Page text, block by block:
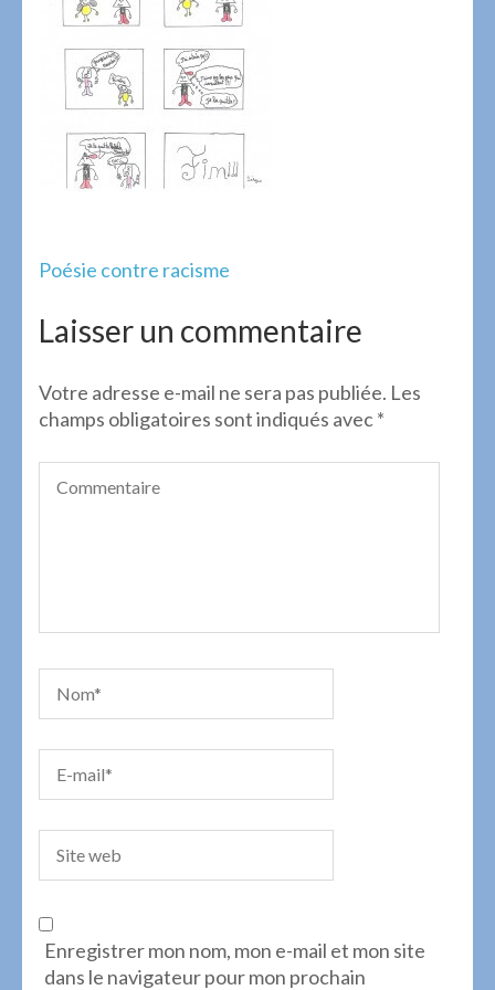
Navigation
l’article
Poésie contre racisme
Laisser un commentaire
Votre adresse e-mail ne sera pas publiée. Les
champs obligatoires sont indiqués avec*
Enregistrer mon nom, mon e-mail et mon site
dans le navigateur pour mon prochain